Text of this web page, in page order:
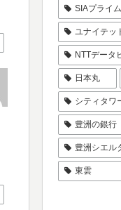
SIAプライ
ユナイテッ
NTTデータ
日本丸
シティタワ
豊洲の銀行
豊洲シエル
東雲